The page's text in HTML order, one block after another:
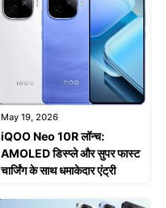
May 19, 2026
iQOO Neo 10R लॉन्च:
AMOLED डिस्प्ले और सुपर फास्ट
चार्जिंग के साथ धमाकेदार एंट्री